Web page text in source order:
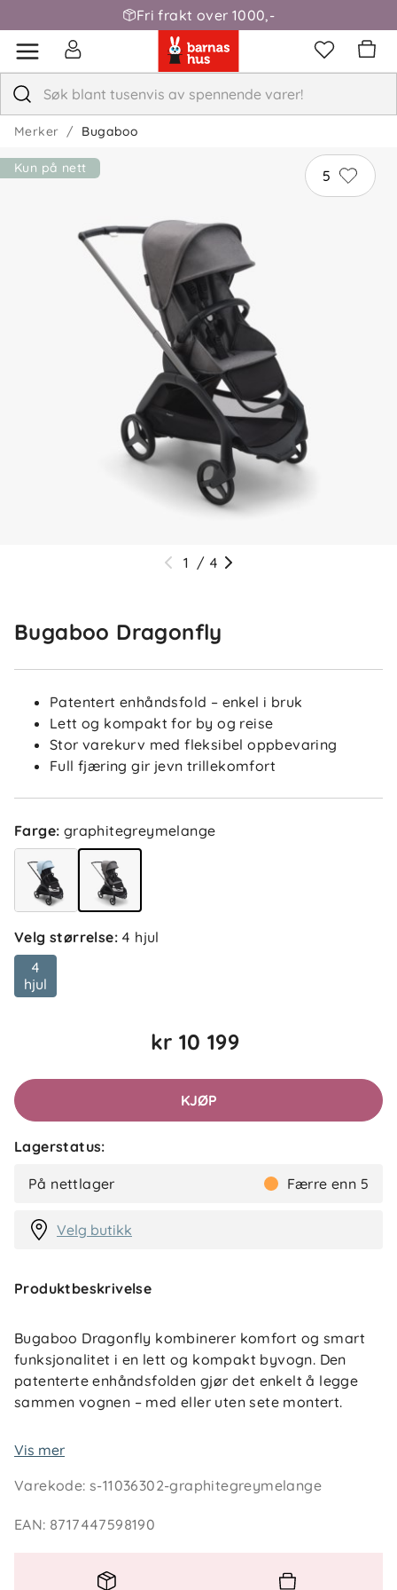
Fri frakt over 1000,-
Merker Bugaboo
5
Kun på nett
1 / 4
Bugaboo Dragonfly
Patentert enhåndsfold – enkel i bruk
Lett og kompakt for by og reise
Stor varekurv med fleksibel oppbevaring
Full fjæring gir jevn trillekomfort
Farge: graphitegreymelange
Velg størrelse: 4 hjul
4
hjul
kr 10 199
KJØP
Lagerstatus:
På nettlager Færre enn 5
Velg butikk
Produktbeskrivelse
Bugaboo Dragonfly kombinerer komfort og smart
funksjonalitet i en lett og kompakt byvogn. Den
patenterte enhåndsfolden gjør det enkelt å legge
sammen vognen – med eller uten sete montert.
Med fleksibel oppbevaringsløsning får du god plass
myk og stabil trilletur i urbane omgivelser. Perfekt
hverdagsbruk og reise.
Vis mer
Varekode:s-11036302-graphitegreymelange
EAN: 8717447598190